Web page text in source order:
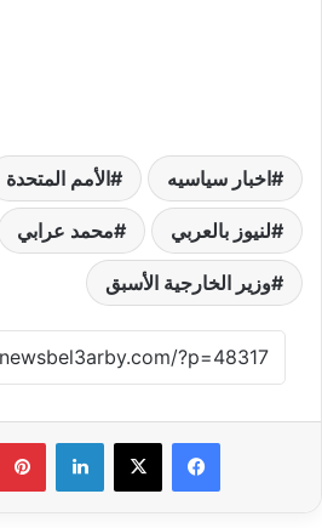
اخبار سياسيه الأمم المتحدة
لنيوز بالعربي محمد عرابي
وزير الخارجية الأسبق
لينكدإن